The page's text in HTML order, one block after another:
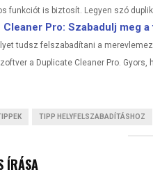
funkciót is biztosít. Legyen szó
Cleaner Pro: Szabadulj meg
tudsz felszabadítani a
a Duplicate Cleaner Pro. Gyors,
TIPP HELYFELSZABADÍTÁSHOZ
ÍRÁSA